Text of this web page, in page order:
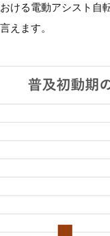
ける電動アシスト自
えます。